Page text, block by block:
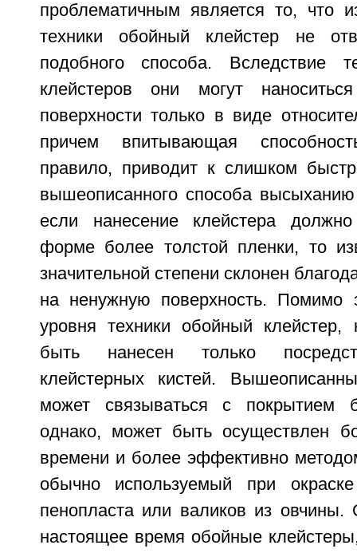
проблематичным является то, что
техники обойный клейстер не
подобного способа. Вследствие
клейстеров они могут
поверхности только в виде
причем впитывающая
правило, приводит к слишком
вышеописанного способа
если нанесение клейстера
форме более толстой пленки, то
значительной степени склонен
на ненужную поверхность. Помимо
уровня техники обойный клейстер,
быть нанесен только
клейстерных кистей.
может связываться с покрытием
однако, может быть осуществлен
времени и более эффективно
обычно используемый при
пенопласта или валиков из овчины.
настоящее время обойные